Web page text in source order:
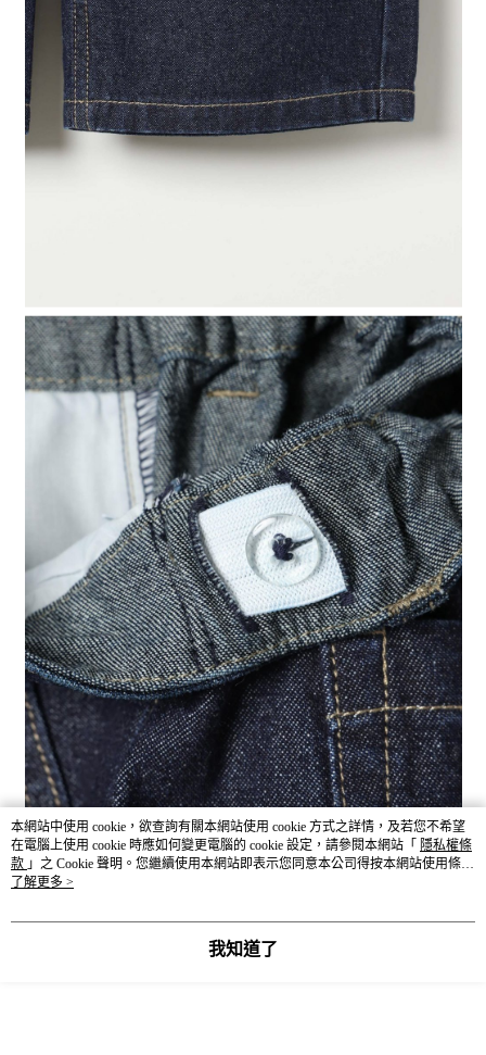
本網站中使用 cookie，欲查詢有關本網站使用 cookie 方式之詳情，及若您不希望
在電腦上使用 cookie 時應如何變更電腦的 cookie 設定，請參閱本網站「 隱私權條
款 」之 Cookie 聲明。您繼續使用本網站即表示您同意本公司得按本網站使用條款
之 Cookie 聲明使用 cookie。
了解更多 >
我知道了